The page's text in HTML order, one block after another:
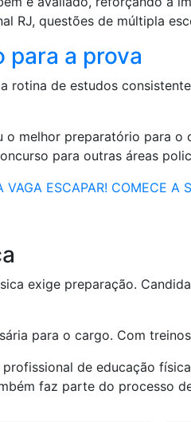
RJ, questões de múltipla
para a prova
rotina de estudos
o melhor preparatório para
para outras áreas
VAGA ESCAPAR! COMECE A
exige preparação.
para o cargo. Com
de educação
faz parte do processo